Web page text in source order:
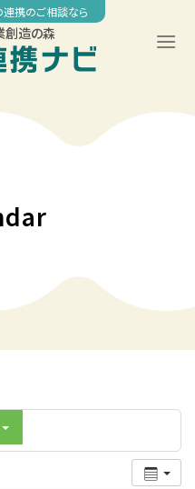
携のご相談なら
創造の森